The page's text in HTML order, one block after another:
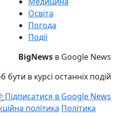
Освіта
Погода
Події
BigNews в Google News
бути в курсі останніх подій
Підписатися в Google News
політика Політика